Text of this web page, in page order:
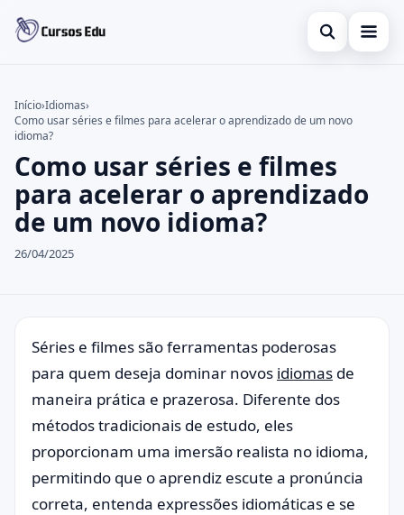
Abrir busca
Inglês
Idiomas
espanhol
Buscar no site
Buscar por:
Pressione Enter para buscar ou ESC para fechar.
Início›Idiomas›
Como usar séries e filmes para acelerar o aprendizado de um novo
idioma?
Como usar séries e filmes
para acelerar o aprendizado
de um novo idioma?
26/04/2025
Séries e filmes são ferramentas poderosas
para quem deseja dominar novos idiomas de
maneira prática e prazerosa. Diferente dos
métodos tradicionais de estudo, eles
proporcionam uma imersão realista no idioma,
permitindo que o aprendiz escute a pronúncia
correta, entenda expressões idiomáticas e se